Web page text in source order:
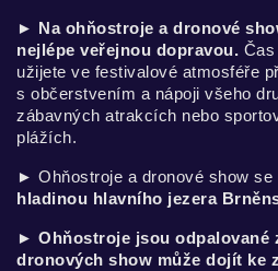
► Na ohňostroje a dronové
nejlépe veřejnou dopravou.
užijete ve festivalové atmosféře
s občerstvením a nápoji všeho
zábavných atrakcích nebo
plážích.
► Ohňostroje a dronové show
hladinou hlavního jezera
► Ohňostroje jsou odpalované
dronových show může dojít ke